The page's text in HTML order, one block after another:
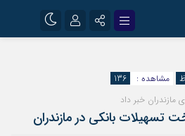
مشاهده :
136
خبر داد